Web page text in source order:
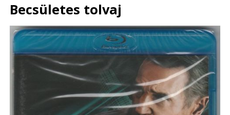
Becsületes tolvaj